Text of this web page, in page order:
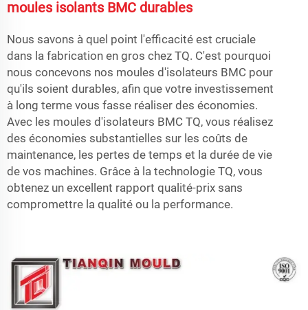
moules isolants BMC durables
Nous savons à quel point l'efficacité est cruciale
dans la fabrication en gros chez TQ. C'est pourquoi
nous concevons nos moules d'isolateurs BMC pour
qu'ils soient durables, afin que votre investissement
à long terme vous fasse réaliser des économies.
Avec les moules d'isolateurs BMC TQ, vous réalisez
des économies substantielles sur les coûts de
maintenance, les pertes de temps et la durée de vie
de vos machines. Grâce à la technologie TQ, vous
obtenez un excellent rapport qualité-prix sans
compromettre la qualité ou la performance.